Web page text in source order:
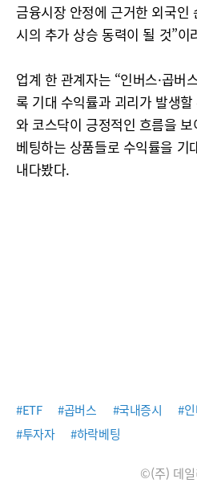
금융시장 안정에 근거한 외국인
시의 추가 상승 동력이 될 것”이
업계 한 관계자는 “인버스·곱버
록 기대 수익률과 괴리가 발생
와 코스닥이 긍정적인 흐름을
베팅하는 상품들로 수익률을 기
내다봤다.
#ETF #곱버스 #국내증시 #
#투자자
#하락베팅
©(주) 데일